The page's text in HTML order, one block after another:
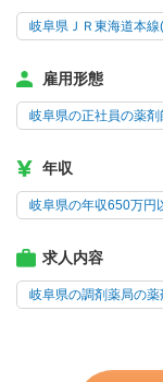
岐阜県ＪＲ東海道本
雇用形態
岐阜県の正社員の薬剤
年収
岐阜県の年収650万円
求人内容
岐阜県の調剤薬局の薬